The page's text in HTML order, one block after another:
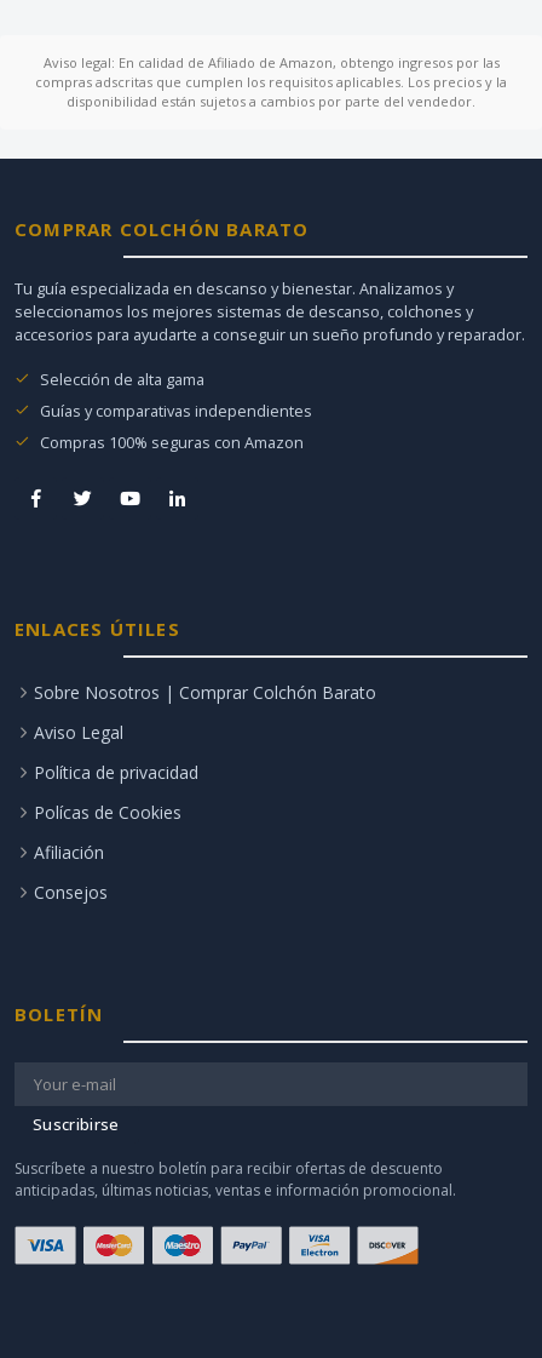
Aviso legal: En calidad de Afiliado de Amazon, obtengo ingresos por las
compras adscritas que cumplen los requisitos aplicables. Los precios y la
disponibilidad están sujetos a cambios por parte del vendedor.
COMPRAR COLCHÓN BARATO
Tu guía especializada en descanso y bienestar. Analizamos y
seleccionamos los mejores sistemas de descanso, colchones y
accesorios para ayudarte a conseguir un sueño profundo y reparador.
Selección de alta gama
Guías y comparativas independientes
Compras 100% seguras con Amazon
ENLACES ÚTILES
Sobre Nosotros | Comprar Colchón Barato
Aviso Legal
Política de privacidad
Polícas de Cookies
Afiliación
Consejos
BOLETÍN
Suscribirse
Suscríbete a nuestro boletín para recibir ofertas de descuento
anticipadas, últimas noticias, ventas e información promocional.